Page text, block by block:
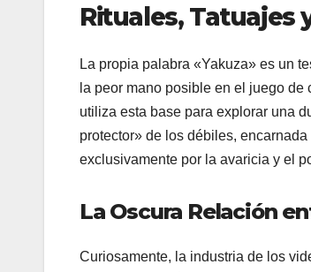
Rituales, Tatuajes
La propia palabra «Yakuza» es un
la peor mano posible en el juego
utiliza esta base para explorar una
protector» de los débiles,
exclusivamente por la avaricia y el
La Oscura Relación
Curiosamente, la industria de los